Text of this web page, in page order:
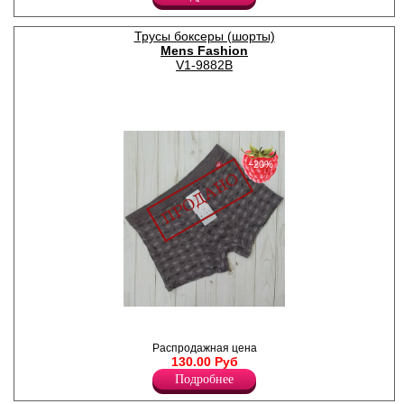
2xl-52, 3xl-54.
Хлопок 100%
Трусы боксеры (шорты)
Mens Fashion
V1-9882B
бамбука, прилегающего
силуэта, со средней линией
талии, профилированным
гульфиком, закрытой
резинкой.
−20%
Распродажная цена
130.00 Руб
Подробнее